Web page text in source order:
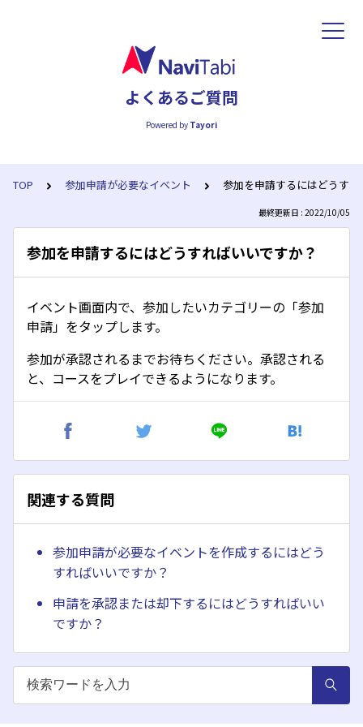
よくあるご質問
Powered by Tayori
TOP 参加申請が必要なイベント 参加を申請するにはどうす
最終更新日 : 2022/10/05
参加を申請するにはどうすればいいですか？
イベント画面内で、参加したいカテゴリーの「参加
申請」をタップします。
参加が承認されるまでお待ちください。承認される
と、コースをプレイできるようになります。
関連する質問
参加申請が必要なイベントを作成するにはどう
すればいいですか？
申請を承認または却下するにはどうすればいい
ですか？